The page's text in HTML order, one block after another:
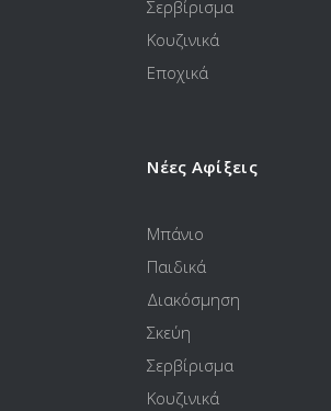
Σερβίρισμα
Κουζινικά
Εποχικά
Νέες Αφίξεις
Μπάνιο
Παιδικά
Διακόσμηση
Σκεύη
Σερβίρισμα
Κουζινικά